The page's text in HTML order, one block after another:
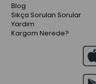
Blog
Sıkça Sorulan Sorular
Yardım
Kargom Nerede?